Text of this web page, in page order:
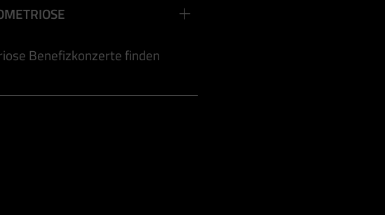
Benefizkonzerte finden